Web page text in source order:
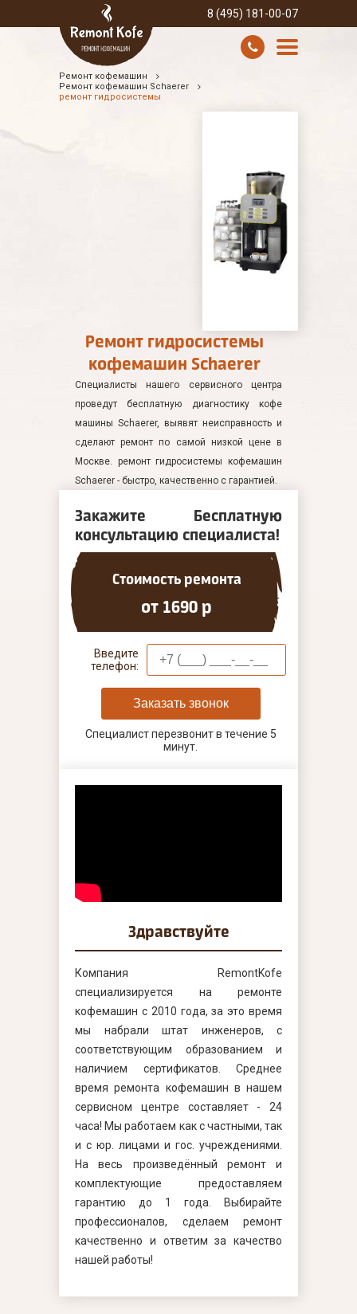
8 (495) 181-00-07
УСЛУГИ И ЦЕНЫ
Ремонт кофемашин
Ремонт кофемашин Schaerer
ремонт гидросистемы
Ремонт гидросистемы
кофемашин Schaerer
Специалисты нашего сервисного центра
проведут бесплатную диагностику кофе
машины Schaerer, выявят неисправность и
сделают ремонт по самой низкой цене в
Москве. ремонт гидросистемы кофемашин
Schaerer - быстро, качественно с гарантией.
Закажите Бесплатную
консультацию специалиста!
Стоимость ремонта
от 1690 р
Введите
телефон:
Заказать звонок
Специалист перезвонит в течение 5
минут.
Здравствуйте
Компания RemontKofe
специализируется на ремонте
кофемашин с 2010 года, за это время
мы набрали штат инженеров, с
соответствующим образованием и
наличием сертификатов. Среднее
время ремонта кофемашин в нашем
сервисном центре составляет - 24
часа! Мы работаем как с частными, так
и с юр. лицами и гос. учреждениями.
На весь произведённый ремонт и
комплектующие предоставляем
гарантию до 1 года. Выбирайте
профессионалов, сделаем ремонт
качественно и ответим за качество
нашей работы!